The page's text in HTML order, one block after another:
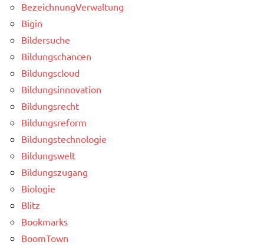
BezeichnungVerwaltung
Bigin
Bildersuche
Bildungschancen
Bildungscloud
Bildungsinnovation
Bildungsrecht
Bildungsreform
Bildungstechnologie
Bildungswelt
Bildungszugang
Biologie
Blitz
Bookmarks
BoomTown